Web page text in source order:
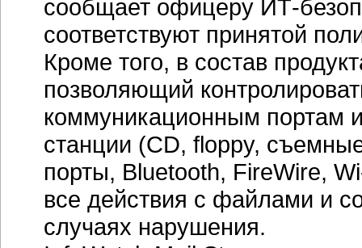
сообщает офицеру ИТ-
соответствуют принятой
Кроме того, в состав
позволяющий
коммуникационным портам
станции (CD, floppy,
порты, Bluetooth, FireWire,
все действия с файлами и
случаях нарушения.